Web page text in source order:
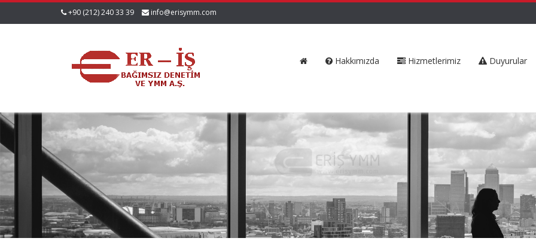
+90 (212) 240 33 39 info@erisymm.com
Hakkımızda Hizmetlerimiz Duyurular